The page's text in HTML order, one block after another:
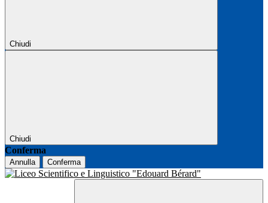
Chiudi
Chiudi
Conferma
Annulla Conferma